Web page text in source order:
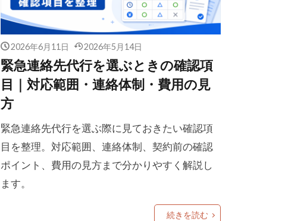
2026年6月11日 2026年5月14日
緊急連絡先代行を選ぶときの確認項
目｜対応範囲・連絡体制・費用の見
方
緊急連絡先代行を選ぶ際に見ておきたい確認項
目を整理。対応範囲、連絡体制、契約前の確認
ポイント、費用の見方まで分かりやすく解説し
ます。
続きを読む